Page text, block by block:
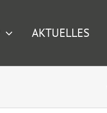
AKTUELLES